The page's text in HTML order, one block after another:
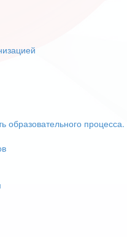
образовательного процесса.